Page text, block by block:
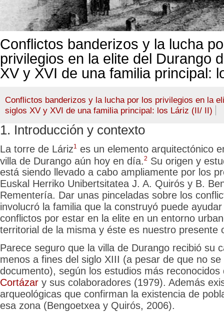
Conflictos banderizos y la lucha
privilegios en la elite del Durango
XV y XVI de una familia principal:
Conflictos banderizos y la lucha por los privilegios en la
siglos XV y XVI de una familia principal: los Láriz (II/ II)
1. Introducción y contexto
La torre de Láriz1 es un elemento arquitectónico
villa de Durango aún hoy en día.2 Su origen y
está siendo llevado a cabo ampliamente por los
Euskal Herriko Unibertsitatea J. A. Quirós y B.
Rementería. Dar unas pinceladas sobre los
involucró la familia que la construyó puede
conflictos por estar en la elite en un entorno
territorial de la misma y éste es nuestro presente
Parece seguro que la villa de Durango recibió su
menos a fines del siglo XIII (a pesar de que no se
documento), según los estudios más
Cortázar y sus colaboradores (1979). Además
arqueológicas que confirman la existencia de
esa zona (Bengoetxea y Quirós, 2006).